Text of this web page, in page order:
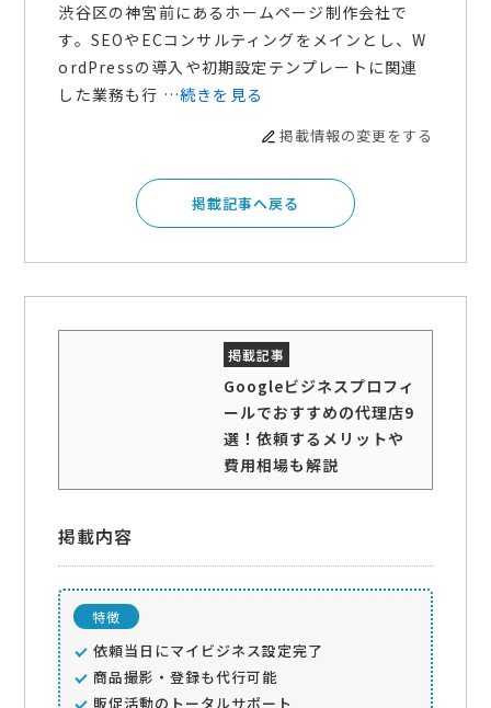
渋谷区の神宮前にあるホームページ制作会社で
す。SEOやECコンサルティングをメインとし、W
ordPressの導入や初期設定テンプレートに関連
した業務も行 …続きを見る
掲載情報の変更をする
掲載記事へ戻る
Googleビジネスプロフィ
ールでおすすめの代理店9
選！依頼するメリットや
費用相場も解説
掲載内容
特徴
依頼当日にマイビジネス設定完了
商品撮影・登録も代行可能
販促活動のトータルサポート